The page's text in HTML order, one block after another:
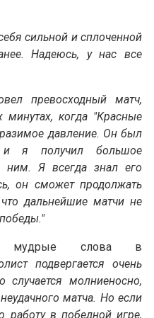
сильной и сплоченной
Надеюсь, у нас все
превосходный матч,
когда "Красные
давление. Он был
и я получил большое
ним. Я всегда знал его
он сможет продолжать
дальнейшие матчи не
мудрые слова в
подвергается очень
случается молниеносно,
матча. Но если
работу в победной игре,